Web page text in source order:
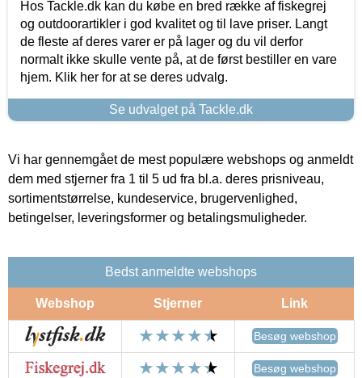
Hos Tackle.dk kan du købe en bred række af fiskegrej
og outdoorartikler i god kvalitet og til lave priser. Langt
de fleste af deres varer er på lager og du vil derfor
normalt ikke skulle vente på, at de først bestiller en vare
hjem. Klik her for at se deres udvalg.
Se udvalget på Tackle.dk
Vi har gennemgået de mest populære webshops og anmeldt
dem med stjerner fra 1 til 5 ud fra bl.a. deres prisniveau,
sortimentstørrelse, kundeservice, brugervenlighed,
betingelser, leveringsformer og betalingsmuligheder.
Bedst anmeldte webshops
Webshop Stjerner Link
Besøg webshop
Besøg webshop